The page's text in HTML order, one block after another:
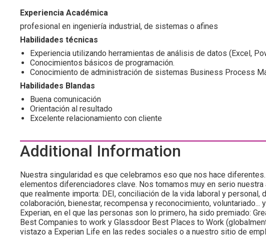
Experiencia Académica
profesional en ingeniería industrial, de sistemas o afines
Habilidades técnicas
Experiencia utilizando herramientas de análisis de datos (Excel,
Conocimientos básicos de programación.
Conocimiento de administración de sistemas Business Process
Habilidades Blandas
Buena comunicación
Orientación al resultado
Excelente relacionamiento con cliente
Additional Information
Nuestra singularidad es que celebramos eso que nos hace
elementos diferenciadores clave. Nos tomamos muy en serio
que realmente importa: DEI, conciliación de la vida laboral y personal,
colaboración, bienestar, recompensa y reconocimiento, voluntariado...
Experian, en el que las personas son lo primero, ha sido premiado:
Best Companies to work y Glassdoor Best Places to Work
vistazo a Experian Life en las redes sociales o a nuestro sitio de